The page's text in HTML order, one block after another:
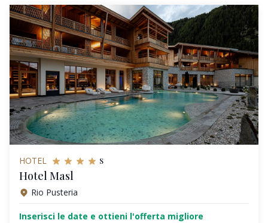
HOTEL s
Hotel Masl
Rio Pusteria
Inserisci le date e ottieni l'offerta migliore